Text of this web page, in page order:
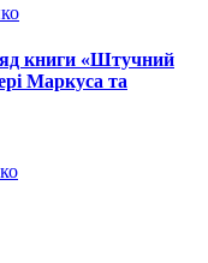
книги «Штучний
Маркуса та